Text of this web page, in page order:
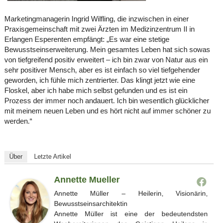
Marketingmanagerin Ingrid Wilfling, die inzwischen in einer
Praxisgemeinschaft mit zwei Ärzten im Medizinzentrum II in
Erlangen Esperenten empfängt: „Es war eine stetige
Bewusstseinserweiterung. Mein gesamtes Leben hat sich sowas
von tiefgreifend positiv erweitert – ich bin zwar von Natur aus ein
sehr positiver Mensch, aber es ist einfach so viel tiefgehender
geworden, ich fühle mich zentrierter. Das klingt jetzt wie eine
Floskel, aber ich habe mich selbst gefunden und es ist ein
Prozess der immer noch andauert. Ich bin wesentlich glücklicher
mit meinem neuen Leben und es hört nicht auf immer schöner zu
werden.“
Über Letzte Artikel
Annette Mueller
Annette Müller – Heilerin, Visionärin,
Bewusstseinsarchitektin
Annette Müller ist eine der bedeutendsten